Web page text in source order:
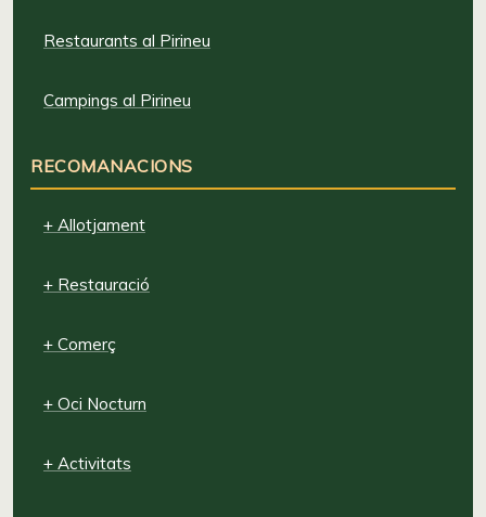
Restaurants al Pirineu
Campings al Pirineu
RECOMANACIONS
+ Allotjament
+ Restauració
+ Comerç
+ Oci Nocturn
+ Activitats